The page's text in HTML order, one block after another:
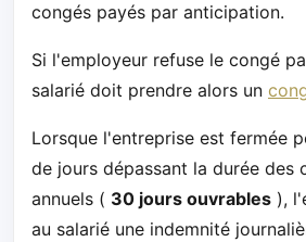
congés payés par anticipation.
Si l'employeur refuse le congé
salarié doit prendre alors un
Lorsque l'entreprise est fermée
de jours dépassant la durée des
annuels ( 30 jours ouvrables ),
au salarié une indemnité